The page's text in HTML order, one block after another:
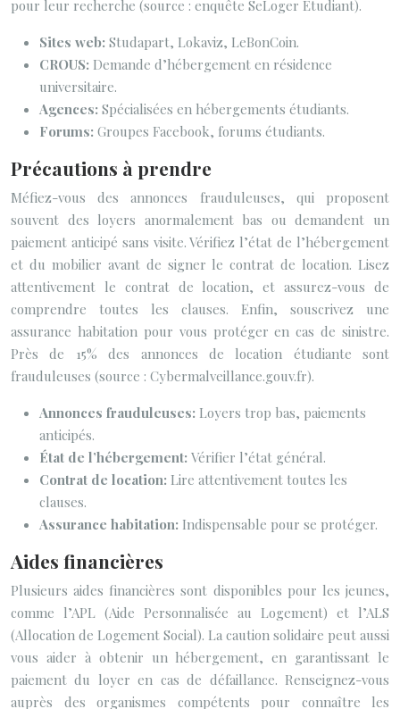
pour leur recherche (source : enquête SeLoger Etudiant).
Sites web: Studapart, Lokaviz, LeBonCoin.
CROUS: Demande d’hébergement en résidence
universitaire.
Agences: Spécialisées en hébergements étudiants.
Forums: Groupes Facebook, forums étudiants.
Précautions à prendre
Méfiez-vous des annonces frauduleuses, qui proposent
souvent des loyers anormalement bas ou demandent un
paiement anticipé sans visite. Vérifiez l’état de l’hébergement
et du mobilier avant de signer le contrat de location. Lisez
attentivement le contrat de location, et assurez-vous de
comprendre toutes les clauses. Enfin, souscrivez une
assurance habitation pour vous protéger en cas de sinistre.
Près de 15% des annonces de location étudiante sont
frauduleuses (source : Cybermalveillance.gouv.fr).
Annonces frauduleuses: Loyers trop bas, paiements
anticipés.
État de l’hébergement: Vérifier l’état général.
Contrat de location: Lire attentivement toutes les
clauses.
Assurance habitation: Indispensable pour se protéger.
Aides financières
Plusieurs aides financières sont disponibles pour les jeunes,
comme l’APL (Aide Personnalisée au Logement) et l’ALS
(Allocation de Logement Social). La caution solidaire peut aussi
vous aider à obtenir un hébergement, en garantissant le
paiement du loyer en cas de défaillance. Renseignez-vous
auprès des organismes compétents pour connaître les